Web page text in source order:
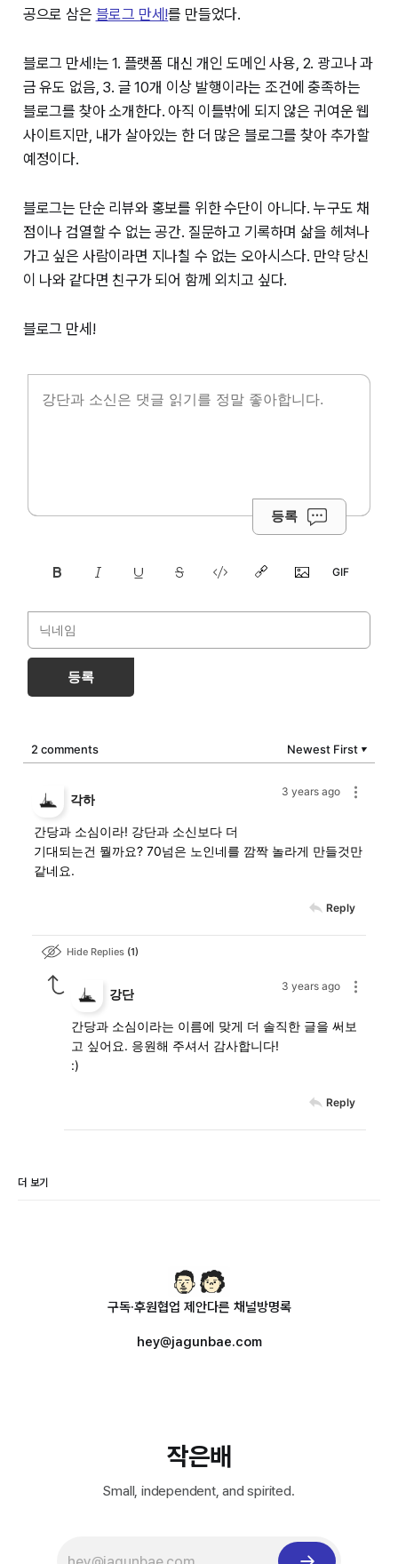
공으로 삼은 블로그 만세!를 만들었다.
블로그 만세!는 1. 플랫폼 대신 개인 도메인 사용, 2. 광고나 과
금 유도 없음, 3. 글 10개 이상 발행이라는 조건에 충족하는
블로그를 찾아 소개한다. 아직 이틀밖에 되지 않은 귀여운 웹
사이트지만, 내가 살아있는 한 더 많은 블로그를 찾아 추가할
예정이다.
블로그는 단순 리뷰와 홍보를 위한 수단이 아니다. 누구도 채
점이나 검열할 수 없는 공간. 질문하고 기록하며 삶을 헤쳐나
가고 싶은 사람이라면 지나칠 수 없는 오아시스다. 만약 당신
이 나와 같다면 친구가 되어 함께 외치고 싶다.
블로그 만세!
등록
등록
2 comments Newest First ▼
3 years ago
각하
간당과 소심이라! 강단과 소신보다 더
기대되는건 뭘까요? 70넘은 노인네를 깜짝 놀라게 만들것만
같네요.
Reply
Hide Replies 1
3 years ago
강단
간당과 소심이라는 이름에 맞게 더 솔직한 글을 써보
고 싶어요. 응원해 주셔서 감사합니다!
:)
Reply
더 보기
구독·후원협업 제안다른 채널방명록
hey@jagunbae.com
작은배
Small, independent, and spirited.